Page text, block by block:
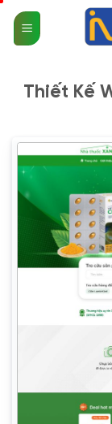
qua
nội
Thiết Kế